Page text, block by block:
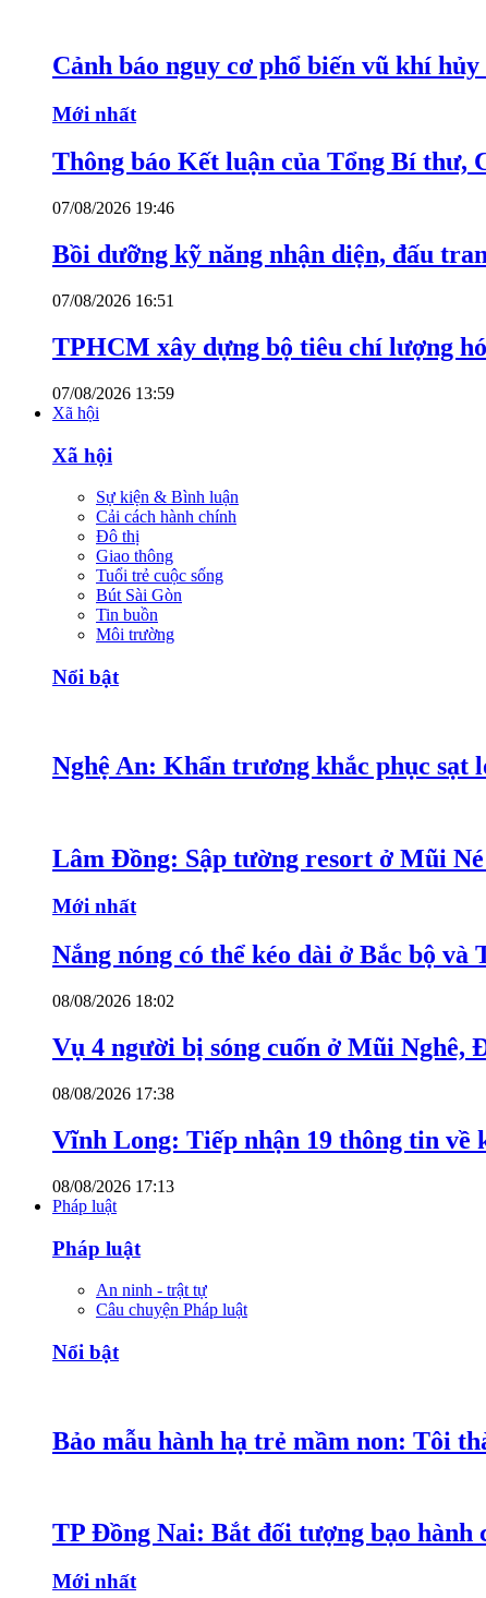
Cảnh báo nguy cơ phổ biến vũ khí
Mới nhất
Thông báo Kết luận của Tổng Bí thư,
07/08/2026 19:46
Bồi dưỡng kỹ năng nhận diện, đấu
07/08/2026 16:51
TPHCM xây dựng bộ tiêu chí lượng
07/08/2026 13:59
Xã hội
Xã hội
Sự kiện & Bình luận
Cải cách hành chính
Đô thị
Giao thông
Tuổi trẻ cuộc sống
Bút Sài Gòn
Tin buồn
Môi trường
Nổi bật
Nghệ An: Khẩn trương khắc phục sạt
Lâm Đồng: Sập tường resort ở Mũi
Mới nhất
Nắng nóng có thể kéo dài ở Bắc bộ và
08/08/2026 18:02
Vụ 4 người bị sóng cuốn ở Mũi Nghê,
08/08/2026 17:38
Vĩnh Long: Tiếp nhận 19 thông tin về
08/08/2026 17:13
Pháp luật
Pháp luật
An ninh - trật tự
Câu chuyện Pháp luật
Nổi bật
Bảo mẫu hành hạ trẻ mầm non: Tôi
TP Đồng Nai: Bắt đối tượng bạo hành
Mới nhất